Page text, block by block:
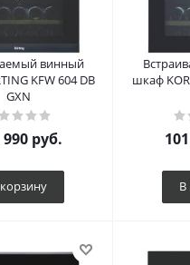
винный
KFW 604 DB
GXN
990руб.
шкаф
В